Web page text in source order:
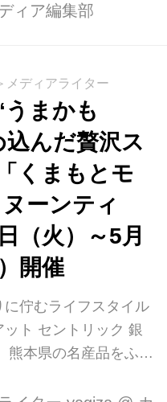
ル登場！ここでしか
ます。
ィア編集部
メディアライター
まかも
込んだ贅沢ス
くまもとモ
ーンティ
（火）～5月
開催
佇むライフスタイル
ト セントリック 銀
熊本県の名産品をふん
くまもとモン アフタ